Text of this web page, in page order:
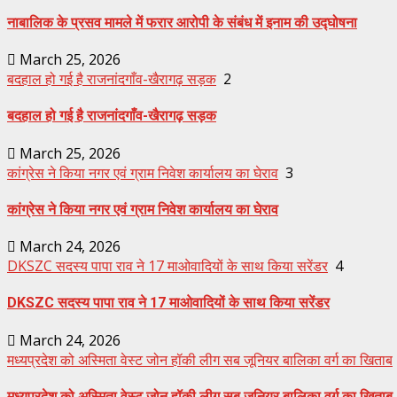
नाबालिक के प्रसव मामले में फरार आरोपी के संबंध में इनाम की उद्घोषना
March 25, 2026
बदहाल हो गई है राजनांदगाँव-खैरागढ़ सड़क 2
बदहाल हो गई है राजनांदगाँव-खैरागढ़ सड़क
March 25, 2026
कांग्रेस ने किया नगर एवं ग्राम निवेश कार्यालय का घेराव 3
कांग्रेस ने किया नगर एवं ग्राम निवेश कार्यालय का घेराव
March 24, 2026
DKSZC सदस्य पापा राव ने 17 माओवादियों के साथ किया सरेंडर 4
DKSZC सदस्य पापा राव ने 17 माओवादियों के साथ किया सरेंडर
March 24, 2026
मध्यप्रदेश को अस्मिता वेस्ट जोन हॉकी लीग सब जूनियर बालिका वर्ग का खिताब